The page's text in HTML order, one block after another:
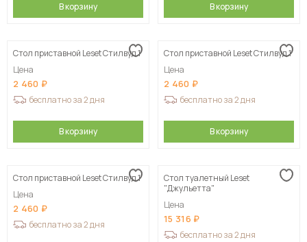
В корзину В корзину
Стол приставной Leset Стилвуд 1
Цена
2 460
бесплатно за 2 дня
В корзину
Стол приставной Leset Стилвуд 1
Цена
2 460
бесплатно за 2 дня
В корзину
Стол приставной Leset Стилвуд 1
Цена
2 460
бесплатно за 2 дня
Стол туалетный Leset
"Джульетта"
Цена
15 316
бесплатно за 2 дня